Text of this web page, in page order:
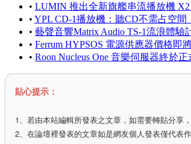
• LUMIN 推出全新旗艦串流播放機
• YPL CD-1播放機：聽CD不需占空間
• 藝聲音響Matrix Audio TS-1流浪體驗
• Ferrum HYPSOS 電源供應器價格即
• Roon Nucleus One 音樂伺服器終於
貼心提示：
1、若由本站編輯所發表之文章，如需要轉貼分享
2、在論壇裡發表的文章如是網友個人發表僅代表